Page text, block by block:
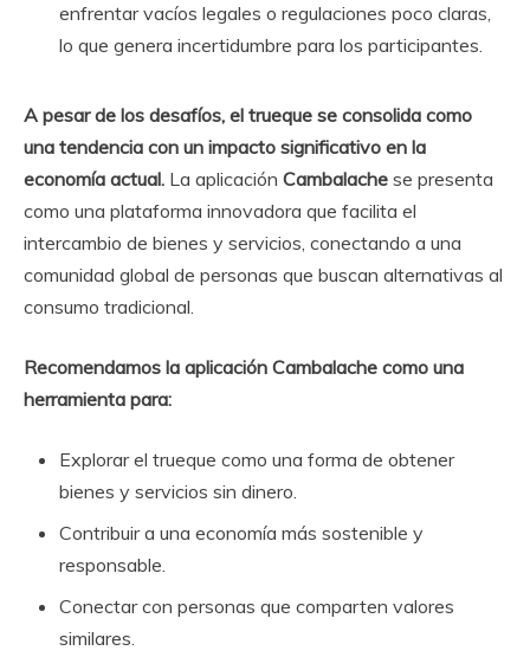
enfrentar vacíos legales o regulaciones poco claras,
lo que genera incertidumbre para los participantes.
A pesar de los desafíos, el trueque se consolida como
una tendencia con un impacto significativo en la
economía actual. La aplicación Cambalache se presenta
como una plataforma innovadora que facilita el
intercambio de bienes y servicios, conectando a una
comunidad global de personas que buscan alternativas al
consumo tradicional.
Recomendamos la aplicación Cambalache como una
herramienta para:
Explorar el trueque como una forma de obtener
bienes y servicios sin dinero.
Contribuir a una economía más sostenible y
responsable.
Conectar con personas que comparten valores
similares.